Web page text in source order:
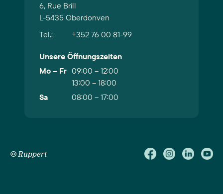
6, Rue Brill
L-5435 Oberdonven
Tel.:
+352 76 00 81-99
Unsere Öffnungszeiten
Mo – Fr 09:00 – 12:00
13:00 – 18:00
Sa
08:00 – 17:00
© Ruppert